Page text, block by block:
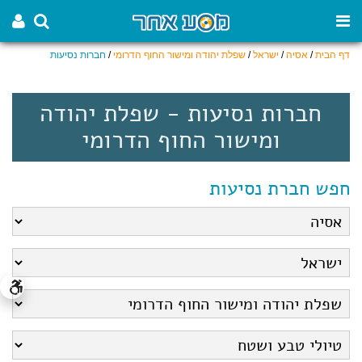
דף הבית/ אסיה/ ישראל/ שפלת יהודה ומישור החוף הדרומי / חברות נסיעות
חברות נסיעות - שפלת יהודה
ומישור החוף הדרומי
חפש חברת נסיעות